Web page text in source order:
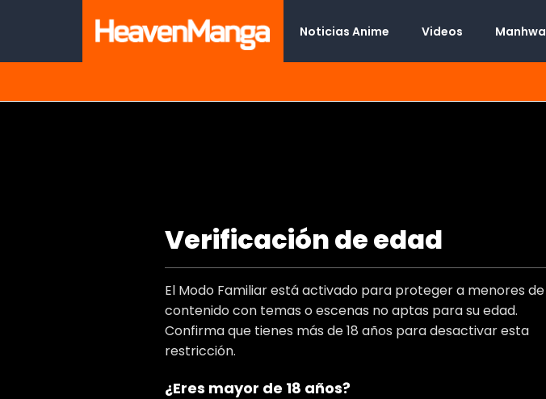
Noticias Anime Videos Manhwa
Verificación de edad
El Modo Familiar está activado para proteger a menores de
contenido con temas o escenas no aptas para su edad.
Confirma que tienes más de 18 años para desactivar esta
restricción.
¿Eres mayor de 18 años?
Type
Manhwa
Titulo Alt
Desconocido
Autor(es)
Desconocido
Artist(s)
Desconocido